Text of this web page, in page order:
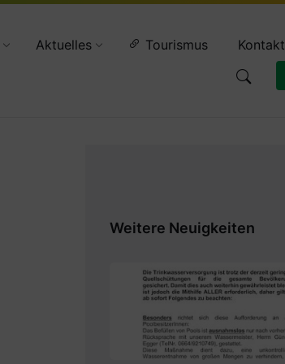
Aktuelles Tourismus Kontakt
Weitere Neuigkeiten
Bürgermeisterinfo
Wasser.pdf